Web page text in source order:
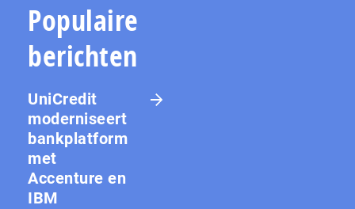
Populaire
berichten
UniCredit
moderniseert
bankplatform
met
Accenture en
IBM